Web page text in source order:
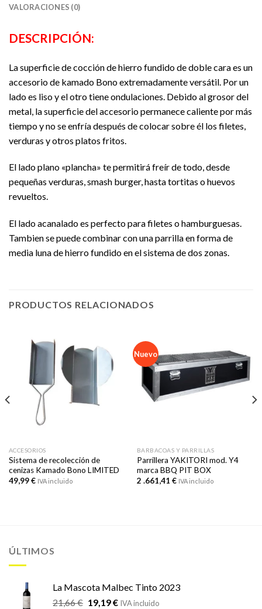
VALORACIONES (0)
DESCRIPCIÓN:
La superficie de cocción de hierro fundido de doble cara es un
accesorio de kamado Bono extremadamente versátil. Por un
lado es liso y el otro tiene ondulaciones. Debido al grosor del
metal, la superficie del accesorio permanece caliente por más
tiempo y no se enfría después de colocar sobre él los filetes,
verduras y otros platos fritos.
El lado plano «plancha» te permitirá freír de todo, desde
pequeñas verduras, smash burger, hasta tortitas o huevos
revueltos.
El lado acanalado es perfecto para filetes o hamburguesas.
Tambien se puede combinar con una parrilla en forma de
media luna de hierro fundido en el sistema de dos zonas.
PRODUCTOS RELACIONADOS
ACCESORIOS
Sistema de recolección de
cenizas Kamado Bono LIMITED
49,99€ IVA incluido
Nuevo
BARBACOAS Y PARRILLAS
Parrillera YAKITORI mod. Y4
marca BBQ PIT BOX
2 .661,41 € IVA incluido
ÚLTIMOS
La Mascota Malbec Tinto 2023
21,66€ El
19,19€ElIVA incluido